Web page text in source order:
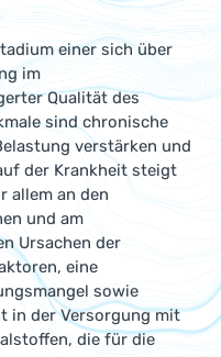
einer sich über
im
Qualität des
sind chronische
verstärken und
der Krankheit steigt
allem an den
und am
Ursachen der
eine
sowie
in der Versorgung mit
die für die